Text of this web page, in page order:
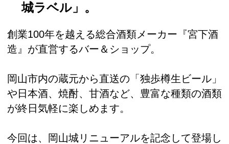
城ラベル」。
創業100年を越える総合酒類メーカー『宮下酒
造』が直営するバー＆ショップ。
岡山市内の蔵元から直送の「独歩樽生ビール」
や日本酒、焼酎、甘酒など、豊富な種類の酒類
が終日気軽に楽しめます。
今回は、岡山城リニューアルを記念して登場し